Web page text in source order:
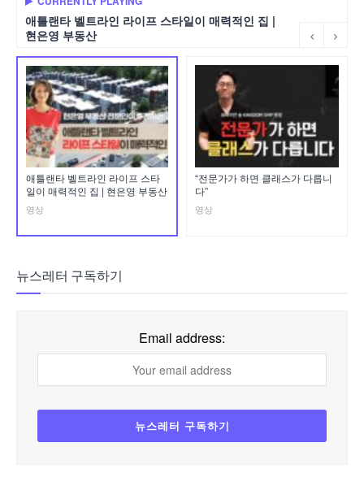
애틀랜타 벨트라인 라이프 스타일이 매력적인 집 |
현은영 부동산
애틀랜타 벨트라인 라이프 스타
일이 매력적인 집 | 현은영 부동산
영상
“전문가가 하면 클래스가 다릅니
다”
영상
뉴스레터 구독하기
Email address: